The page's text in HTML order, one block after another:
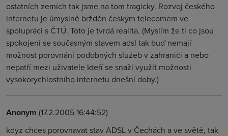
ostatních zemích tak jsme na tom tragicky. Rozvoj českého
internetu je úmyslně bržděn českým telecomem ve
spolupráci s ČTÚ. Toto je tvrdá realita. (Myslím že ti co jsou
spokojeni se současným stavem adsl tak buď nemají
možnost porovnání podobných služeb v zahraničí a nebo
nepatří mezi uživatele kteří se snaží využít možnosti
vysokorychlostního internetu dnešní doby.)
Anonym (17.2.2005 16:44:52)
kdyz chces porovnavat stav ADSL v Čechách a ve světě, tak